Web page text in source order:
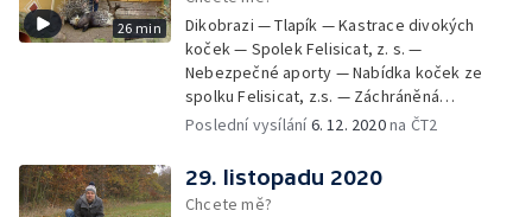
26 min
Dikobrazi — Tlapík — Kastrace divokých
koček — Spolek Felisicat, z. s. —
Nebezpečné aporty — Nabídka koček ze
spolku Felisicat, z.s. — Záchráněná
labradorka Terezka
Poslední vysílání6. 12. 2020na ČT2
29. listopadu 2020
Chcete mě?